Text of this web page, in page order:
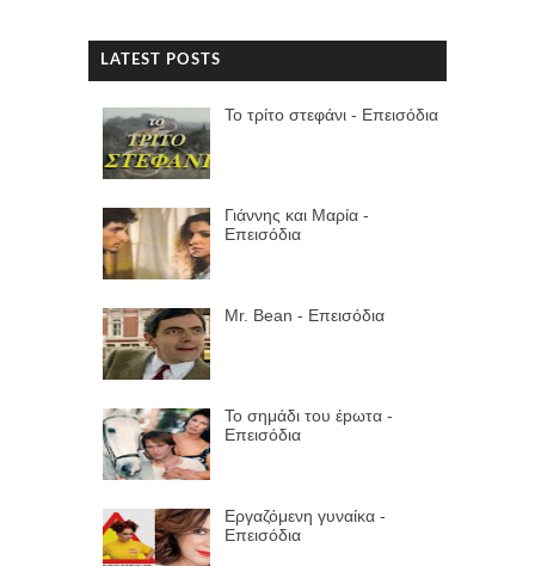
LATEST POSTS
Το τρίτο στεφάνι - Επεισόδια
Γιάννης και Μαρία -
Επεισόδια
Mr. Bean - Επεισόδια
Το σημάδι του έpωτα -
Επεισόδια
Εργαζόμενη γυναίκα -
Επεισόδια